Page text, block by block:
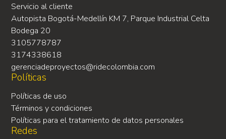
Servicio al cliente
Autopista Bogotá-Medellín KM 7, Parque Industrial Celta
Bodega 20
3105778787
3174338618
gerenciadeproyectos@ridecolombia.com
Políticas
Políticas de uso
Términos y condiciones
Políticas para el tratamiento de datos personales
Redes